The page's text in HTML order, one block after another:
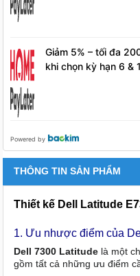
Giảm 5% – tối đa
khi chọn kỳ hạn 6 &
Powered by
THÔNG TIN SẢN PHẨM
Thiết kế Dell Latitude
1. Ưu nhược điểm của
Dell 7300 Latitude là một
gồm tất cả những ưu điểm